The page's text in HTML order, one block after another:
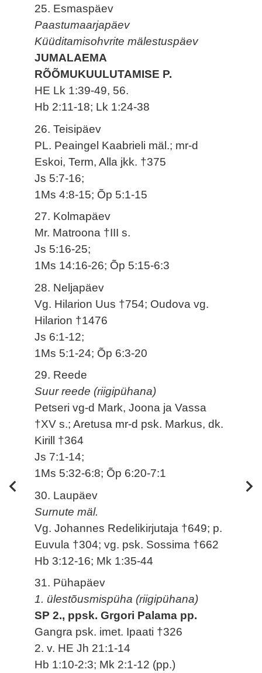
25. Esmaspäev
Paastumaarjapäev
Küüditamisohvrite mälestuspäev
JUMALAEMA
RÕÕMUKUULUTAMISE P.
HE Lk 1:39-49, 56.
Hb 2:11-18; Lk 1:24-38
26. Teisipäev
PL. Peaingel Kaabrieli mäl.; mr-d
Eskoi, Term, Alla jkk. †375
Js 5:7-16;
1Ms 4:8-15; Õp 5:1-15
27. Kolmapäev
Mr. Matroona †III s.
Js 5:16-25;
1Ms 14:16-26; Õp 5:15-6:3
28. Neljapäev
Vg. Hilarion Uus †754; Oudova vg.
Hilarion †1476
Js 6:1-12;
1Ms 5:1-24; Õp 6:3-20
29. Reede
Suur reede (riigipühana)
Petseri vg-d Mark, Joona ja Vassa
†XV s.; Aretusa mr-d psk. Markus, dk.
Kirill †364
Js 7:1-14;
1Ms 5:32-6:8; Õp 6:20-7:1
30. Laupäev
Surnute mäl.
Vg. Johannes Redelikirjutaja †649; p.
Euvula †304; vg. psk. Sossima †662
Hb 3:12-16; Mk 1:35-44
31. Pühapäev
1. ülestõusmispüha (riigipühana)
SP 2., ppsk. Grgori Palama pp.
Gangra psk. imet. Ipaati †326
2. v. HE Jh 21:1-14
Hb 1:10-2:3; Mk 2:1-12 (pp.)